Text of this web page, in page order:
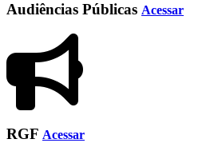
Audiências Públicas Acessar
RGF Acessar